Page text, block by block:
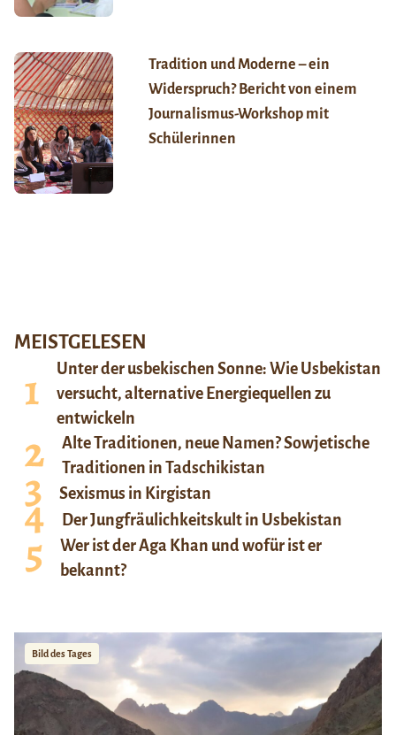
Tradition und Moderne – ein
Widerspruch? Bericht von einem
Journalismus-Workshop mit
Schülerinnen
MEISTGELESEN
Unter der usbekischen Sonne: Wie Usbekistan
versucht, alternative Energiequellen zu
entwickeln
Alte Traditionen, neue Namen? Sowjetische
Traditionen in Tadschikistan
Sexismus in Kirgistan
Der Jungfräulichkeitskult in Usbekistan
Wer ist der Aga Khan und wofür ist er
bekannt?
Bild des Tages